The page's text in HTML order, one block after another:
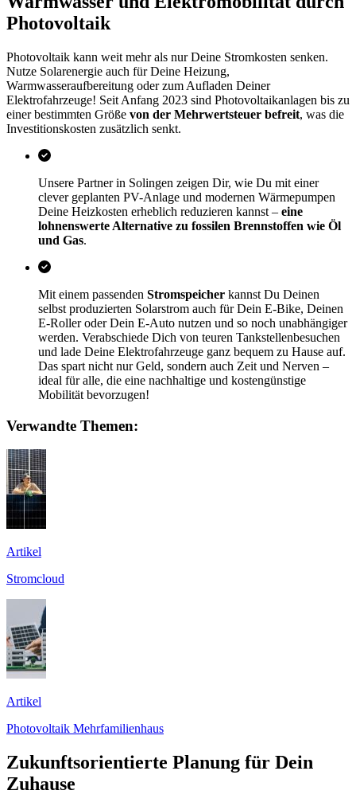
Photovoltaik
Photovoltaik kann weit mehr als nur Deine Stromkosten senken.
Nutze Solarenergie auch für Deine Heizung,
Warmwasseraufbereitung oder zum Aufladen Deiner
Elektrofahrzeuge! Seit Anfang 2023 sind Photovoltaikanlagen bis zu
einer bestimmten Größe von der Mehrwertsteuer befreit, was die
Investitionskosten zusätzlich senkt.
Unsere Partner in Solingen zeigen Dir, wie Du mit einer
clever geplanten PV-Anlage und modernen Wärmepumpen
Deine Heizkosten erheblich reduzieren kannst – eine
lohnenswerte Alternative zu fossilen Brennstoffen wie Öl
und Gas.
Mit einem passenden Stromspeicher kannst Du Deinen
selbst produzierten Solarstrom auch für Dein E-Bike, Deinen
E-Roller oder Dein E-Auto nutzen und so noch unabhängiger
werden. Verabschiede Dich von teuren Tankstellenbesuchen
und lade Deine Elektrofahrzeuge ganz bequem zu Hause auf.
Das spart nicht nur Geld, sondern auch Zeit und Nerven –
ideal für alle, die eine nachhaltige und kostengünstige
Mobilität bevorzugen!
Verwandte Themen:
Artikel
Stromcloud
Artikel
Photovoltaik Mehrfamilienhaus
Zukunftsorientierte Planung für Dein
Zuhause